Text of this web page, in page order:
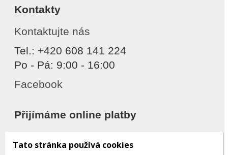
Kontakty
Kontaktujte nás
Tel.: +420 608 141 224
Po - Pá: 9:00 - 16:00
Facebook
Přijímáme online platby
Tato stránka používá cookies